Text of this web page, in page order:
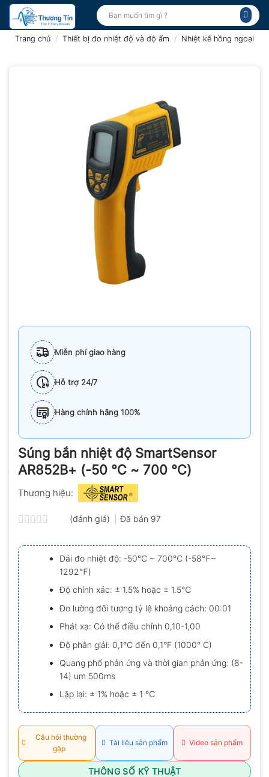
Bỏ
qua
Tìm
kiếm:
Trang chủ / Thiết bị đo nhiệt độ và độ ẩm / Nhiệt kế hồng ngoại
Miễn phí giao hàng
Hỗ trợ 24/7
Hàng chính hãng 100%
Súng bắn nhiệt độ SmartSensor
AR852B+ (-50 ℃ ~ 700 ℃)
Thương hiệu:
xếp
hạng
0.0
5
sao
(đánh giá) Đã bán 97
Dải đo nhiệt độ: -50℃ ~ 700℃ (-58℉~
1292℉)
Độ chính xác: ± 1.5% hoặc ± 1.5℃
Đo lường đối tượng tỷ lệ khoảng cách: 00:01
Phát xạ: Có thể điều chỉnh 0,10-1,00
Độ phân giải: 0,1°C đến 0,1°F (1000° C)
Quang phổ phản ứng và thời gian phản ứng: (8-
14) um 500ms
Lặp lại: ± 1% hoặc ± 1 ℃
Câu hỏi thường
gặp
Tài liệu sản phẩm Video sản phẩm
THÔNG SỐ KỸ THUẬT